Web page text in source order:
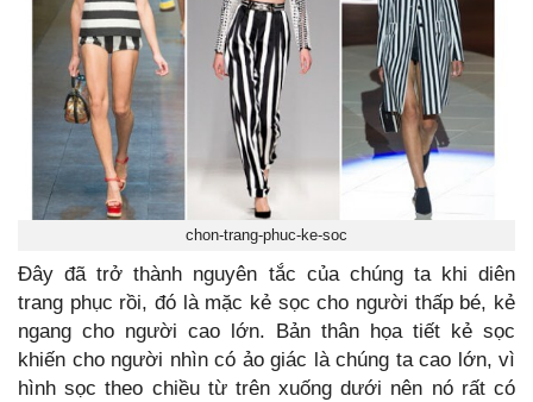
chon-trang-phuc-ke-soc
Đây đã trở thành nguyên tắc của chúng ta khi diên
trang phục rồi, đó là mặc kẻ sọc cho người thấp bé, kẻ
ngang cho người cao lớn. Bản thân họa tiết kẻ sọc
khiến cho người nhìn có ảo giác là chúng ta cao lớn, vì
hình sọc theo chiều từ trên xuống dưới nên nó rất có